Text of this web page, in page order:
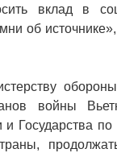
вклад в
об
войны
и Государства